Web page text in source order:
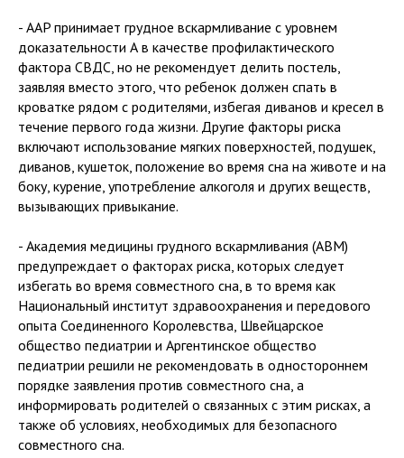
- AAP принимает грудное вскармливание с уровнем
доказательности А в качестве профилактического
фактора СВДС, но не рекомендует делить постель,
заявляя вместо этого, что ребенок должен спать в
кроватке рядом с родителями, избегая диванов и кресел в
течение первого года жизни. Другие факторы риска
включают использование мягких поверхностей, подушек,
диванов, кушеток, положение во время сна на животе и на
боку, курение, употребление алкоголя и других веществ,
вызывающих привыкание.
- Академия медицины грудного вскармливания (ABM)
предупреждает о факторах риска, которых следует
избегать во время совместного сна, в то время как
Национальный институт здравоохранения и передового
опыта Соединенного Королевства, Швейцарское
общество педиатрии и Аргентинское общество
педиатрии решили не рекомендовать в одностороннем
порядке заявления против совместного сна, а
информировать родителей о связанных с этим рисках, а
также об условиях, необходимых для безопасного
совместного сна.